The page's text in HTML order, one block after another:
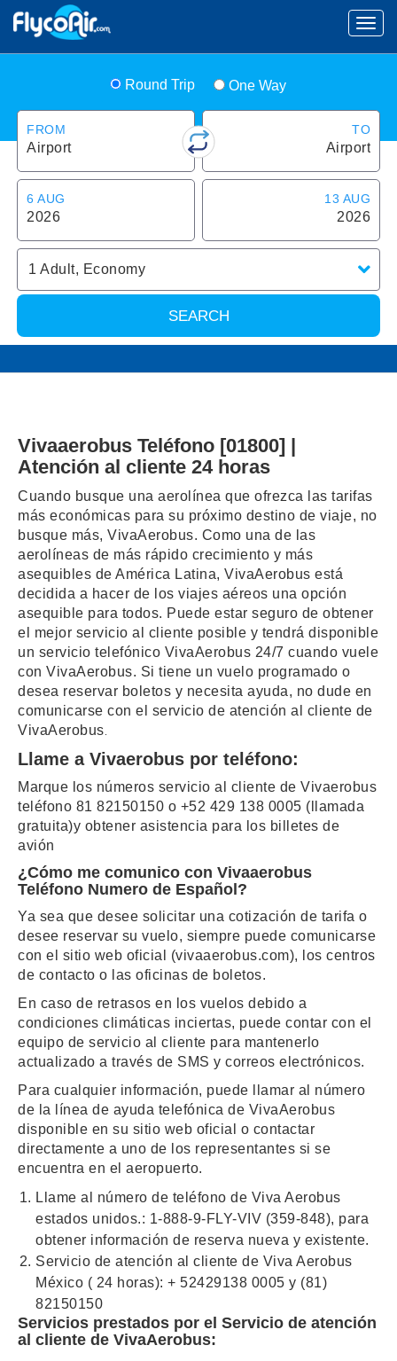
Round Trip One Way
FROM
Airport
TO
Airport
6 AUG
2026
13 AUG
2026
1 Adult, Economy
SEARCH
Vivaaerobus Teléfono [01800] |
Atención al cliente 24 horas
Cuando busque una aerolínea que ofrezca las tarifas
más económicas para su próximo destino de viaje, no
busque más, VivaAerobus. Como una de las
aerolíneas de más rápido crecimiento y más
asequibles de América Latina, VivaAerobus está
decidida a hacer de los viajes aéreos una opción
asequible para todos. Puede estar seguro de obtener
el mejor servicio al cliente posible y tendrá disponible
un servicio telefónico VivaAerobus 24/7 cuando vuele
con VivaAerobus. Si tiene un vuelo programado o
desea reservar boletos y necesita ayuda, no dude en
comunicarse con el servicio de atención al cliente de
VivaAerobus
Llame a Vivaerobus por teléfono:
Marque los números servicio al cliente de Vivaerobus
teléfono 81 82150150 o +52 429 138 0005 (llamada
gratuita)y obtener asistencia para los billetes de
avión
¿Cómo me comunico con Vivaaerobus
Teléfono Numero de Español?
Ya sea que desee solicitar una cotización de tarifa o
desee reservar su vuelo, siempre puede comunicarse
con el sitio web oficial (vivaaerobus.com), los centros
de contacto o las oficinas de boletos.
En caso de retrasos en los vuelos debido a
condiciones climáticas inciertas, puede contar con el
equipo de servicio al cliente para mantenerlo
actualizado a través de SMS y correos electrónicos.
Para cualquier información, puede llamar al número
de la línea de ayuda telefónica de VivaAerobus
disponible en su sitio web oficial o contactar
directamente a uno de los representantes si se
encuentra en el aeropuerto.
Llame al número de teléfono de Viva Aerobus
estados unidos.: 1-888-9-FLY-VIV (359-848), para
obtener información de reserva nueva y existente.
Servicio de atención al cliente de Viva Aerobus
México ( 24 horas): + 52429138 0005 y (81)
82150150
Servicios prestados por el Servicio de atención
al cliente de VivaAerobus: